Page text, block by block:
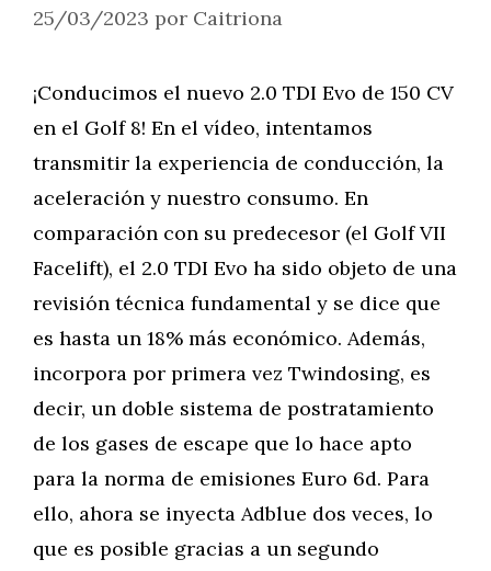
25/03/2023 por Caitriona
¡Conducimos el nuevo 2.0 TDI Evo de 150 CV
en el Golf 8! En el vídeo, intentamos
transmitir la experiencia de conducción, la
aceleración y nuestro consumo. En
comparación con su predecesor (el Golf VII
Facelift), el 2.0 TDI Evo ha sido objeto de una
revisión técnica fundamental y se dice que
es hasta un 18% más económico. Además,
incorpora por primera vez Twindosing, es
decir, un doble sistema de postratamiento
de los gases de escape que lo hace apto
para la norma de emisiones Euro 6d. Para
ello, ahora se inyecta Adblue dos veces, lo
que es posible gracias a un segundo